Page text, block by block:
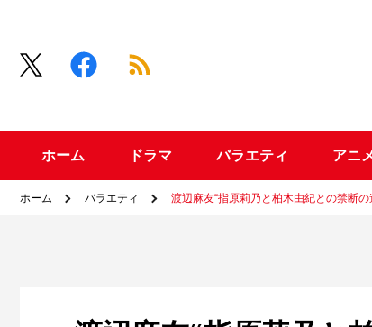
ホーム ドラマ バラエティ アニ
ホーム バラエティ 渡辺麻友“指原莉乃と柏木由紀との禁断